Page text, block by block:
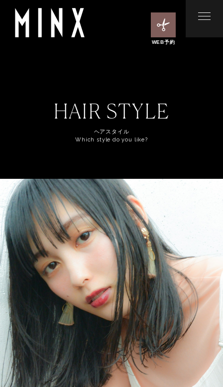
WEB予約
HAIR STYLE
ヘアスタイル
Which style do you like?